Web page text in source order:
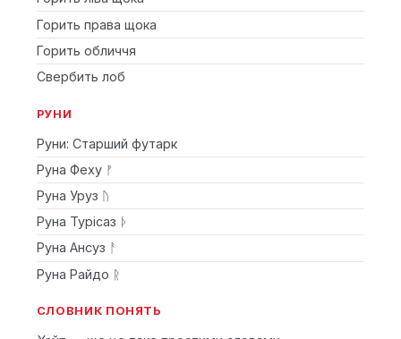
Горить права щока
Горить обличчя
Свербить лоб
РУНИ
Руни: Старший футарк
Руна Феху ᚠ
Руна Уруз ᚢ
Руна Турісаз ᚦ
Руна Ансуз ᚨ
Руна Райдо ᚱ
СЛОВНИК ПОНЯТЬ